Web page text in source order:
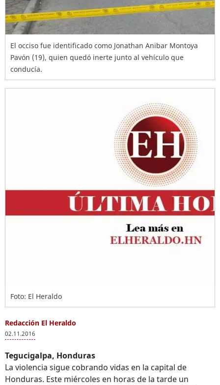
El occiso fue identificado como Jonathan Anibar Montoya
Pavón (19), quien quedó inerte junto al vehículo que
conducía.
Foto: El Heraldo
Redacción El Heraldo
02.11.2016
Tegucigalpa, Honduras
La violencia sigue cobrando vidas en la capital de
Honduras. Este miércoles en horas de la tarde un